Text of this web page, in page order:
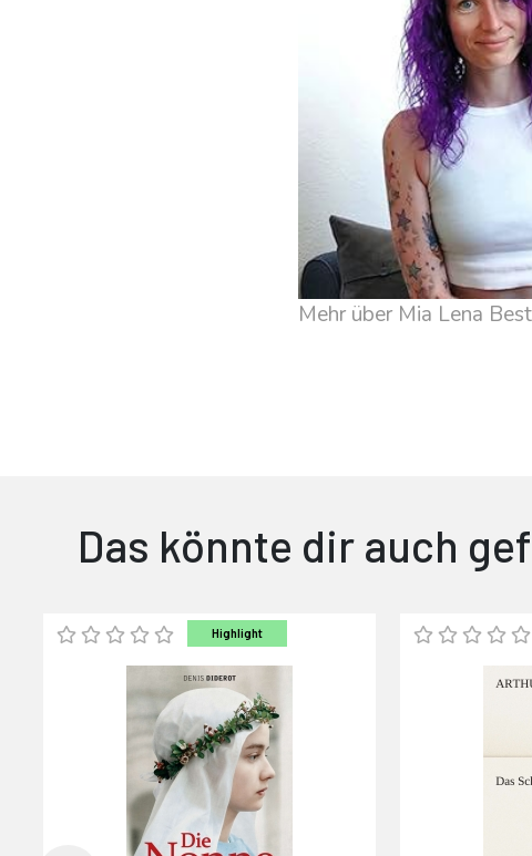
Mehr über Mia Lena
Das könnte dir auch
Highlight